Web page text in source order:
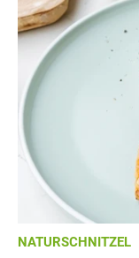
NATURSCHNITZEL